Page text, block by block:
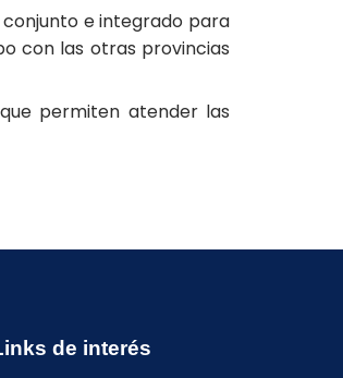
e integrado para
con las otras provincias
que permiten atender las
de interés